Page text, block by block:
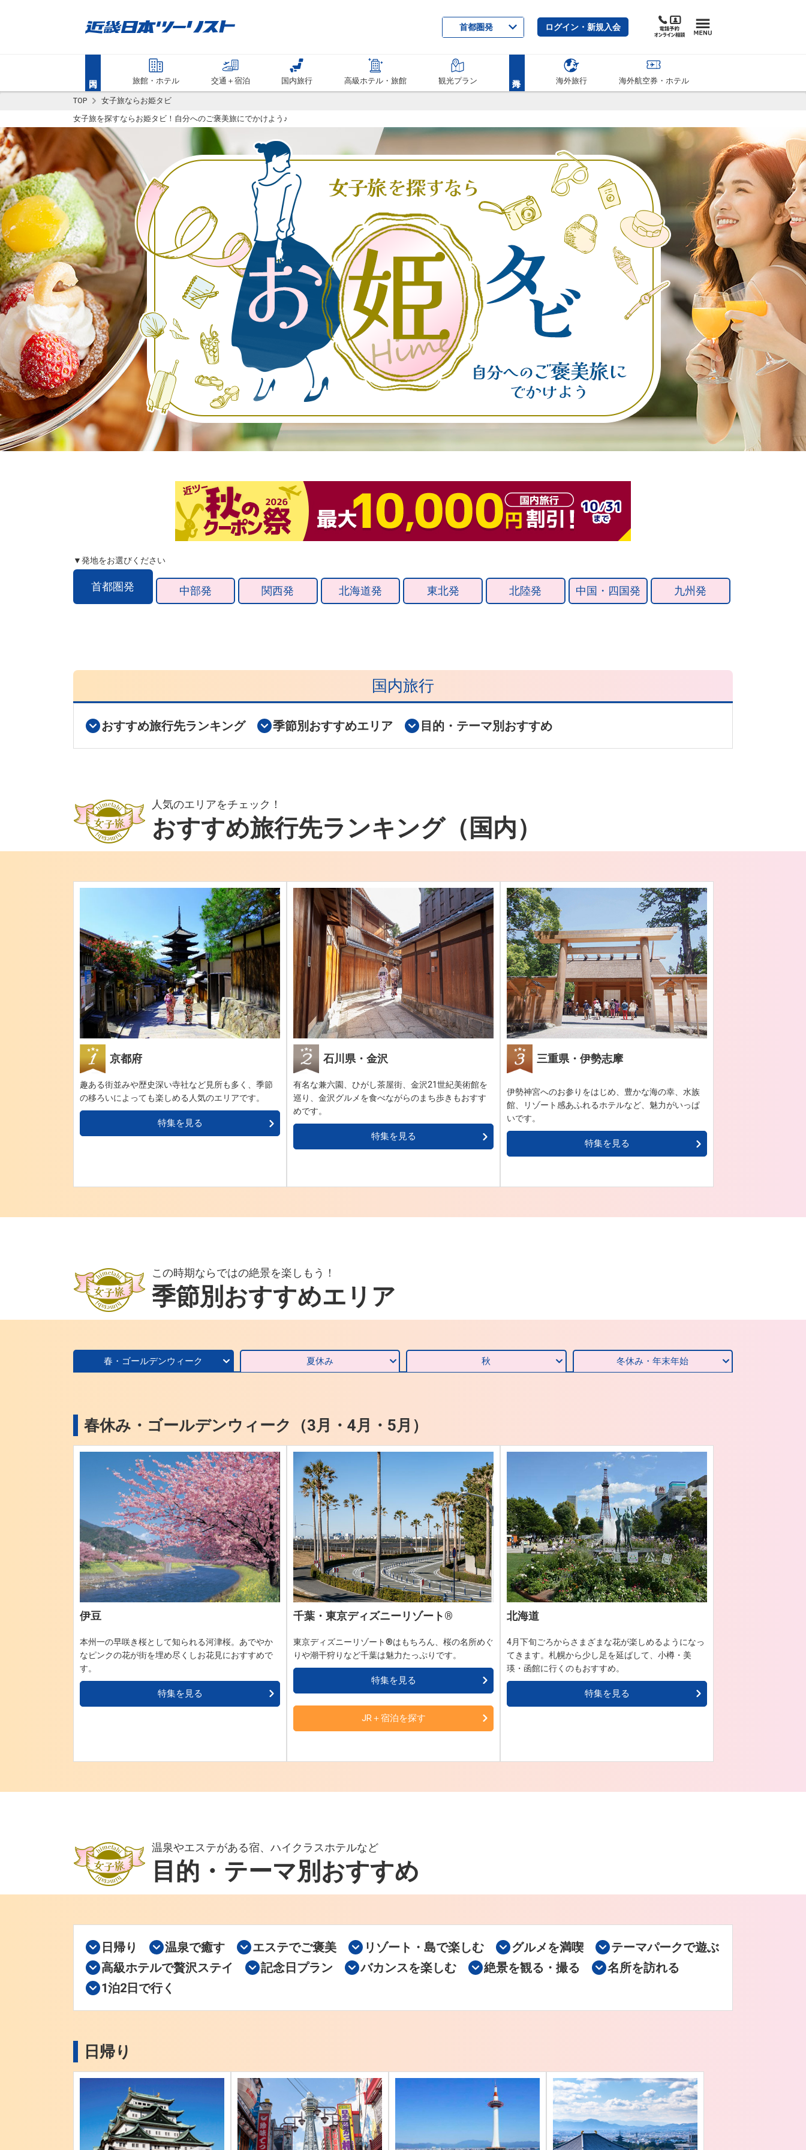
首都圏発 ログイン・新規入会
旅館・ホテル 交通＋宿泊 国内旅行 高級ホテル・旅館 観光プラン 海外旅行 海外航空券・ホテル
TOP
女子旅ならお姫タビ
女子旅を探すならお姫タビ！自分へのご褒美旅にでかけよう♪
▼発地をお選びください
首都圏発 中部発 関西発 北海道発 東北発 北陸発 中国・四国発 九州発
国内旅行
おすすめ旅行先ランキング 季節別おすすめエリア 目的・テーマ別おすすめ
人気のエリアをチェック！
おすすめ旅行先ランキング（国内）
京都府
趣ある街並みや歴史深い寺社など見所も多く、季節
の移ろいによっても楽しめる人気のエリアです。
特集を見る
石川県・金沢
有名な兼六園、ひがし茶屋街、金沢21世紀美術館を
巡り、金沢グルメを食べながらのまち歩きもおすす
めです。
特集を見る
三重県・伊勢志摩
伊勢神宮へのお参りをはじめ、豊かな海の幸、水族
館、リゾート感あふれるホテルなど、魅力がいっぱ
いです。
特集を見る
この時期ならではの絶景を楽しもう！
季節別おすすめエリア
春・ゴールデンウィーク 夏休み 秋 冬休み・年末年始
春休み・ゴールデンウィーク（3月・4月・5月）
伊豆
本州一の早咲き桜として知られる河津桜。あでやか
なピンクの花が街を埋め尽くしお花見におすすめで
す。
特集を見る
千葉・東京ディズニーリゾート®
東京ディズニーリゾート®はもちろん、桜の名所めぐ
りや潮干狩りなど千葉は魅力たっぷりです。
特集を見る
JR＋宿泊を探す
北海道
4月下旬ごろからさまざまな花が楽しめるようになっ
てきます。札幌から少し足を延ばして、小樽・美
瑛・函館に行くのもおすすめ。
特集を見る
温泉やエステがある宿、ハイクラスホテルなど
目的・テーマ別おすすめ
日帰り 温泉で癒す エステでご褒美 リゾート・島で楽しむ グルメを満喫
テーマパークで遊ぶ
高級ホテルで贅沢ステイ
記念日プラン バカンスを楽しむ 絶景を観る・撮る
名所を訪れる
1泊2日で行く
日帰り